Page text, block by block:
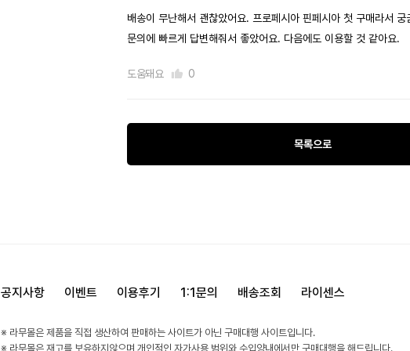
배송이 무난해서 괜찮았어요. 프로페시아 핀페시아 첫 구매라서 궁
문의에 빠르게 답변해줘서 좋았어요. 다음에도 이용할 것 같아요.
도움돼요 0
목록으로
공지사항 이벤트 이용후기 1:1문의 배송조회 라이센스
※ 라무몰은 제품을 직접 생산하여 판매하는 사이트가 아닌 구매대행 사이트입니다.
※ 라무몰은 재고를 보유하지않으며 개인적인 자가사용 범위와 수입양내에서만 구매대행을 해드립니다.